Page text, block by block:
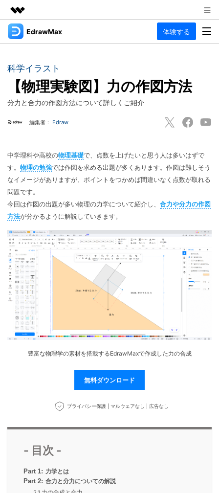
製品
ユーティリティ
概要
ソリューション
企業情報
プラン＆価格
EdrawMax 体験する
EdrawMax
マインドマップソフトウェア
作図種類
図面作成
フローチャート
電気回路図
P&ID
思考整理
マインドマップ
コンセントマップ
ブレインストーミング
メモ取り
その他の図面種類 >>
記事
作図・思考整理に関するプロ記事
AIマインドマップ自動作成 >
最新情報
EdrawMind V13登場！
新機能一覧
ガイド
利用方法を案内します
更新履歴
EdrawMax > EdrawMind >
動作環境
EdrawMax > EdrawMind >
サポートセンター
法人向け
EdrawMax EdrawMind
無料ダウンロード 購入する
ログイン
検索
科学イラスト
【物理実験図】力の作図方法
分力と合力の作図方法について詳しくご紹介
編集者： Edraw
中学理科や高校の物理基礎で、点数を上げたいと思う人は多いはずで
す。 物理の勉強では作図を求める出題が多くあります。作図は難しそう
なイメージがありますが、ポイントをつかめば間違いなく点数が取れる
問題です。
今回は作図の出題が多い物理の力学について紹介し、 合力や分力の作図
方法が分かるように解説していきます。
豊富な物理学の素材を搭載するEdrawMaxで作成した力の合成
無料ダウンロード
プライバシー保護 | マルウェアなし | 広告なし
- 目次 -
Part 1: 力学とは
Part 2: 合力と分力についての解説